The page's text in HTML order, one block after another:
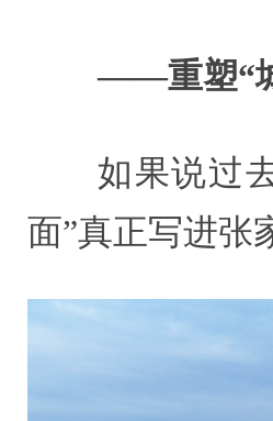
——重塑“
如果说过
面”真正写进张